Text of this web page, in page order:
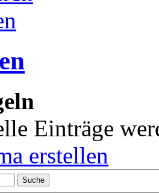
Einträge
erstellen